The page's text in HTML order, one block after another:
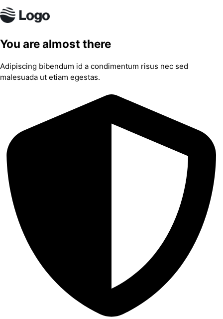
You are almost there
Adipiscing bibendum id a condimentum risus nec sed
malesuada ut etiam egestas.